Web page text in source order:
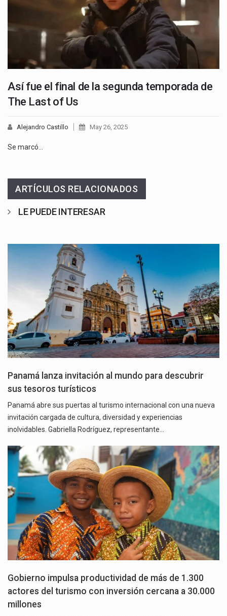
Así fue el final de la segunda temporada de
The Last of Us
Alejandro Castillo May 26, 2025
Se marcó…
ARTÍCULOS RELACIONADOS
LE PUEDE INTERESAR
Panamá lanza invitación al mundo para descubrir
sus tesoros turísticos
Panamá abre sus puertas al turismo internacional con una nueva
invitación cargada de cultura, diversidad y experiencias
inolvidables. Gabriella Rodríguez, representante…
Gobierno impulsa productividad de más de 1.300
actores del turismo con inversión cercana a 30.000
millones